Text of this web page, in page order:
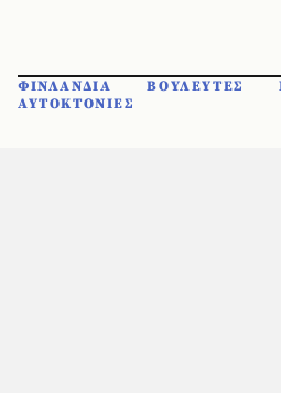
ΦΙΝΛΑΝΔΙΑ ΒΟΥΛΕΥΤΕΣ
ΑΥΤΟΚΤΟΝΙΕΣ